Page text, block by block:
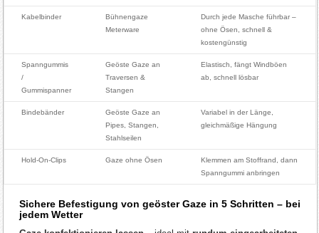
Kabelbinder
Bühnengaze
Meterware
Durch jede Masche führbar –
ohne Ösen, schnell &
kostengünstig
Spanngummis
/
Gummispanner
Geöste Gaze an
Traversen &
Stangen
Elastisch, fängt Windböen
ab, schnell lösbar
Bindebänder
Geöste Gaze an
Pipes, Stangen,
Stahlseilen
Variabel in der Länge,
gleichmäßige Hängung
Hold-On-Clips Gaze ohne Ösen
Klemmen am Stoffrand, dann
Spanngummi anbringen
Sichere Befestigung von geöster Gaze in 5 Schritten – bei
jedem Wetter